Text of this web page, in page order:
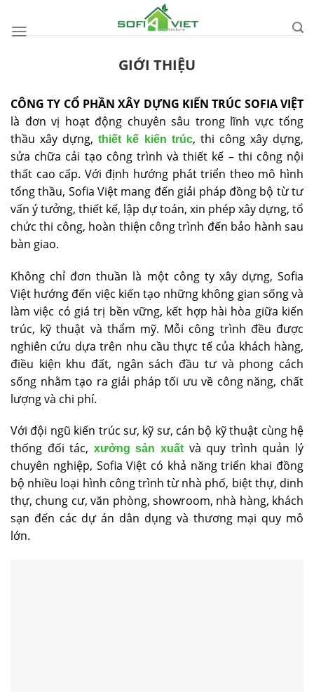
content
GIỚI THIỆU
CÔNG TY CỔ PHẦN XÂY DỰNG KIẾN TRÚC SOFIA VIỆT
là đơn vị hoạt động chuyên sâu trong lĩnh vực tổng
thầu xây dựng,thiết kế kiến trúc, thi công xây dựng,
sửa chữa cải tạo công trình và thiết kế – thi công nội
thất cao cấp. Với định hướng phát triển theo mô hình
tổng thầu, Sofia Việt mang đến giải pháp đồng bộ từ tư
vấn ý tưởng, thiết kế, lập dự toán, xin phép xây dựng, tổ
chức thi công, hoàn thiện công trình đến bảo hành sau
bàn giao.
Không chỉ đơn thuần là một công ty xây dựng, Sofia
Việt hướng đến việc kiến tạo những không gian sống và
làm việc có giá trị bền vững, kết hợp hài hòa giữa kiến
trúc, kỹ thuật và thẩm mỹ. Mỗi công trình đều được
nghiên cứu dựa trên nhu cầu thực tế của khách hàng,
điều kiện khu đất, ngân sách đầu tư và phong cách
sống nhằm tạo ra giải pháp tối ưu về công năng, chất
lượng và chi phí.
Với đội ngũ kiến trúc sư, kỹ sư, cán bộ kỹ thuật cùng hệ
thống đối tác, xưởng sản xuất và quy trình quản lý
chuyên nghiệp, Sofia Việt có khả năng triển khai đồng
bộ nhiều loại hình công trình từ nhà phố, biệt thự, dinh
thự, chung cư, văn phòng, showroom, nhà hàng, khách
sạn đến các dự án dân dụng và thương mại quy mô
lớn.